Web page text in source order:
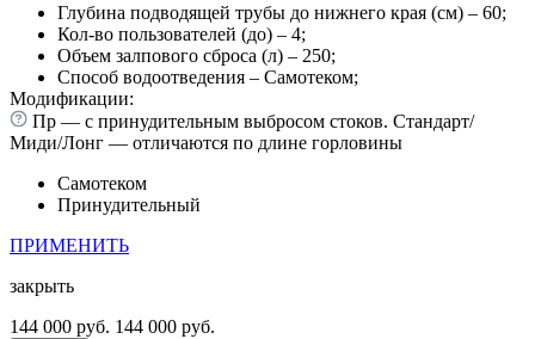
Глубина подводящей трубы до нижнего края (см) – 60;
Кол-во пользователей (до) – 4;
Объем залпового сброса (л) – 250;
Способ водоотведения – Самотеком;
Модификации:
Пр — с принудительным выбросом стоков. Стандарт/
Миди/Лонг — отличаются по длине горловины
Самотеком
Принудительный
ПРИМЕНИТЬ
закрыть
144 000 руб. 144 000 руб.